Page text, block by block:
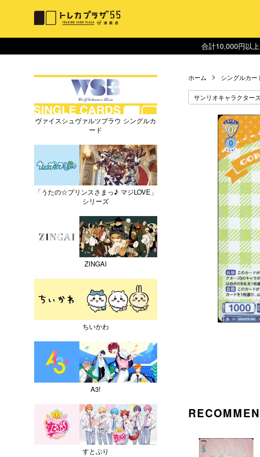
合計10,000円以
ホーム シングルカー
サンリオキャラクター
ヴァイスシュヴァルツブラウ シングルカ
ード
「うたの☆プリンスさまっ♪ マジLOVE」
シリーズ
ZINGAI
ちいかわ
A3!
すとぷり